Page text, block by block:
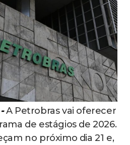
A Petrobras vai oferecer
de estágios de 2026.
no próximo dia 21 e,